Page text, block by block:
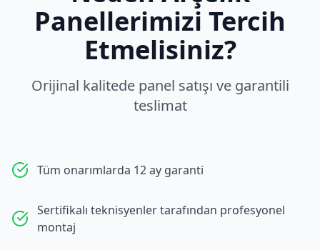
Panellerimizi Tercih
Etmelisiniz?
Orijinal kalitede panel satışı ve garantili
teslimat
Tüm onarımlarda 12 ay garanti
Sertifikalı teknisyenler tarafından profesyonel
montaj